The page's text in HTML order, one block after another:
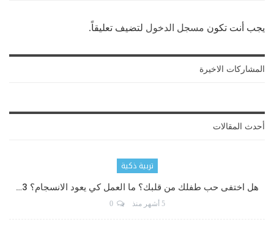
يجب أنت تكون مسجل الدخول لتضيف تعليقاً.
المشاركات الاخيرة
أحدث المقالات
تربية ذكية
هل اختفى حب طفلك من قلبك؟ ما العمل كي يعود الانسجام؟ 3…
5 أشهر منذ 0